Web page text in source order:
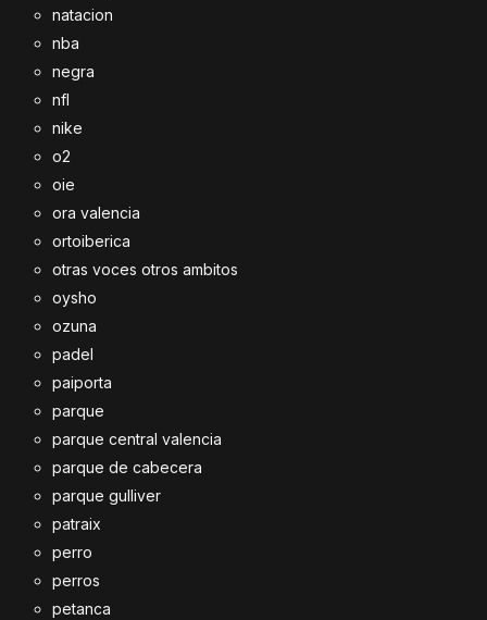
natacion
nba
negra
nfl
nike
o2
oie
ora valencia
ortoiberica
otras voces otros ambitos
oysho
ozuna
padel
paiporta
parque
parque central valencia
parque de cabecera
parque gulliver
patraix
perro
perros
petanca